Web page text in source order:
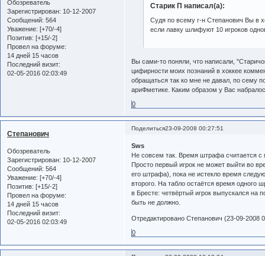
Обозреватель
Зарегистрирован: 10-12-2007
Сообщений: 564
Уважение: [+70/-4]
Позитив: [+15/-2]
Провел на форуме:
14 дней 15 часов
Последний визит:
02-05-2016 02:03:49
Старик П написал(а):
Судя по всему г-н Степанович Вы в
если лавку шлифуют 10 игроков
Вы сами-то поняли, что написали,
цифирности моих познаний в хоккее
обращаться так ко мне не давал, по сему
ариФметике. Каким образом у Вас
0
Поделиться23-09-2008 00:27:51
Степанович
Обозреватель
Зарегистрирован: 10-12-2007
Сообщений: 564
Уважение: [+70/-4]
Позитив: [+15/-2]
Провел на форуме:
14 дней 15 часов
Последний визит:
02-05-2016 02:03:49
Sws
Не совсем так. Время штрафа считается с
Просто первый игрок не может выйти во
его штрафа), пока не истекло время
второго. На табло остаётся время одного
в Бресте: четвёртый игрок выпускался на
быть не должно.
Отредактировано Степанович (23-09-2008
0